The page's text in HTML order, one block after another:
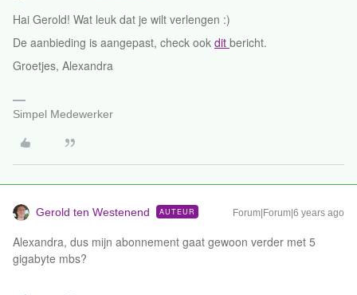
Hai Gerold! Wat leuk dat je wilt verlengen :)
De aanbieding is aangepast, check ook dit bericht.
Groetjes, Alexandra
Simpel Medewerker
Gerold ten Westenend AUTEUR Forum|Forum|6 years ago
Alexandra, dus mijn abonnement gaat gewoon verder met 5
gigabyte mbs?